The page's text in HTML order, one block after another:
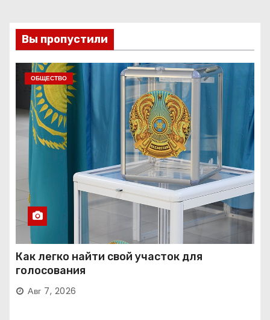
Вы пропустили
ОБЩЕСТВО
Как легко найти свой участок для
голосования
Авг 7, 2026